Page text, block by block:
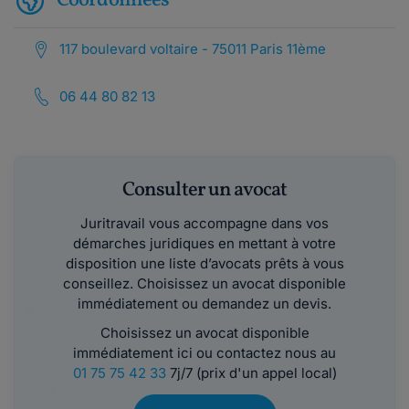
117 boulevard voltaire - 75011 Paris 11ème
06 44 80 82 13
Consulter un avocat
Juritravail vous accompagne dans vos
démarches juridiques en mettant à votre
disposition une liste d’avocats prêts à vous
conseillez. Choisissez un avocat disponible
immédiatement ou demandez un devis.
Choisissez un avocat disponible
immédiatement ici ou contactez nous au
01 75 75 42 337j/7 (prix d'un appel local)